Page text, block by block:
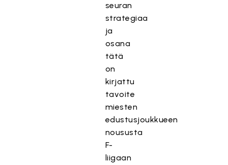
seuran
strategiaa
ja
osana
tätä
on
kirjattu
tavoite
miesten
edustusjoukkueen
noususta
F-
liigaan